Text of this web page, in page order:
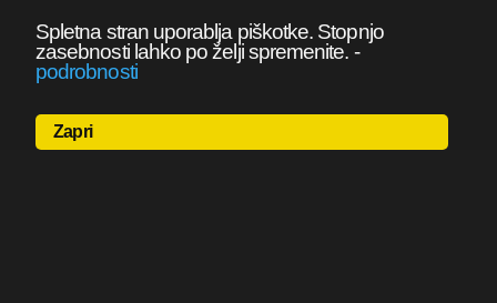
Spletna stran uporablja piškotke. Stopnjo
zasebnosti lahko po želji spremenite. -
podrobnosti
Zapri